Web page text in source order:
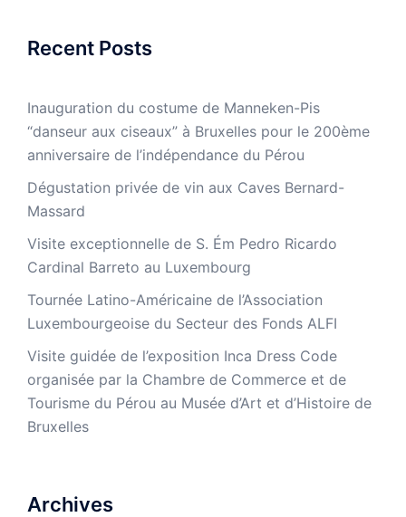
Recent Posts
Inauguration du costume de Manneken-Pis
“danseur aux ciseaux” à Bruxelles pour le 200ème
anniversaire de l’indépendance du Pérou
Dégustation privée de vin aux Caves Bernard-
Massard
Visite exceptionnelle de S. Ém Pedro Ricardo
Cardinal Barreto au Luxembourg
Tournée Latino-Américaine de l’Association
Luxembourgeoise du Secteur des Fonds ALFI
Visite guidée de l’exposition Inca Dress Code
organisée par la Chambre de Commerce et de
Tourisme du Pérou au Musée d’Art et d’Histoire de
Bruxelles
Archives